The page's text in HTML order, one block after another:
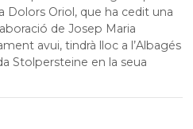
Dolors Oriol, que ha cedit una
de Josep Maria
avui, tindrà lloc a l’Albagés
Stolpersteine en la seua